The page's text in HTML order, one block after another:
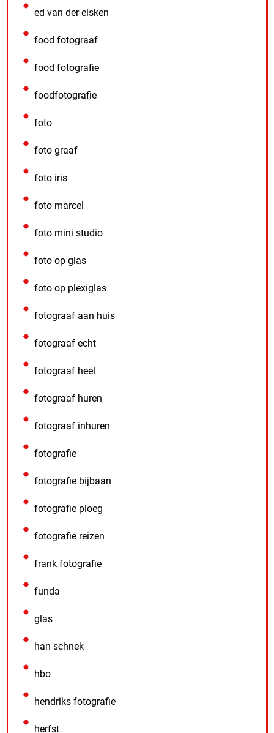
ed van der elsken
food fotograaf
food fotografie
foodfotografie
foto
foto graaf
foto iris
foto marcel
foto mini studio
foto op glas
foto op plexiglas
fotograaf aan huis
fotograaf echt
fotograaf heel
fotograaf huren
fotograaf inhuren
fotografie
fotografie bijbaan
fotografie ploeg
fotografie reizen
frank fotografie
funda
glas
han schnek
hbo
hendriks fotografie
herfst